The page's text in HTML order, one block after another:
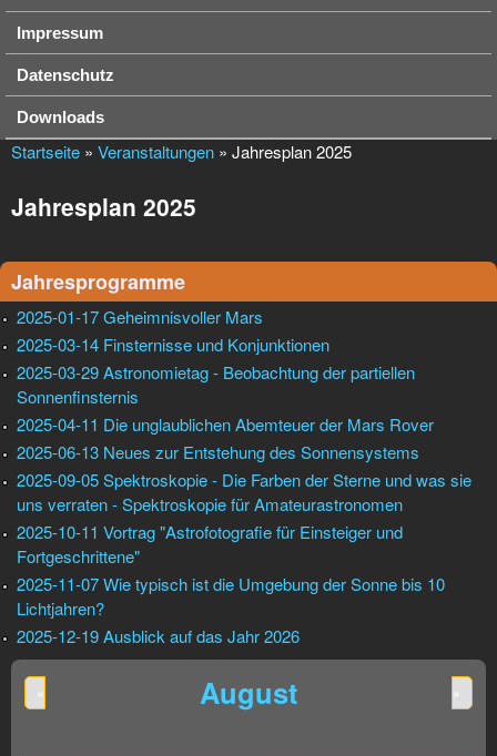
Impressum
Datenschutz
Downloads
Startseite » Veranstaltungen » Jahresplan 2025
Jahresplan 2025
Jahresprogramme
2025-01-17 Geheimnisvoller Mars
2025-03-14 Finsternisse und Konjunktionen
2025-03-29 Astronomietag - Beobachtung der partiellen
Sonnenfinsternis
2025-04-11 Die unglaublichen Abemteuer der Mars Rover
2025-06-13 Neues zur Entstehung des Sonnensystems
2025-09-05 Spektroskopie - Die Farben der Sterne und was sie
uns verraten - Spektroskopie für Amateurastronomen
2025-10-11 Vortrag "Astrofotografie für Einsteiger und
Fortgeschrittene"
2025-11-07 Wie typisch ist die Umgebung der Sonne bis 10
Lichtjahren?
2025-12-19 Ausblick auf das Jahr 2026
August
« »